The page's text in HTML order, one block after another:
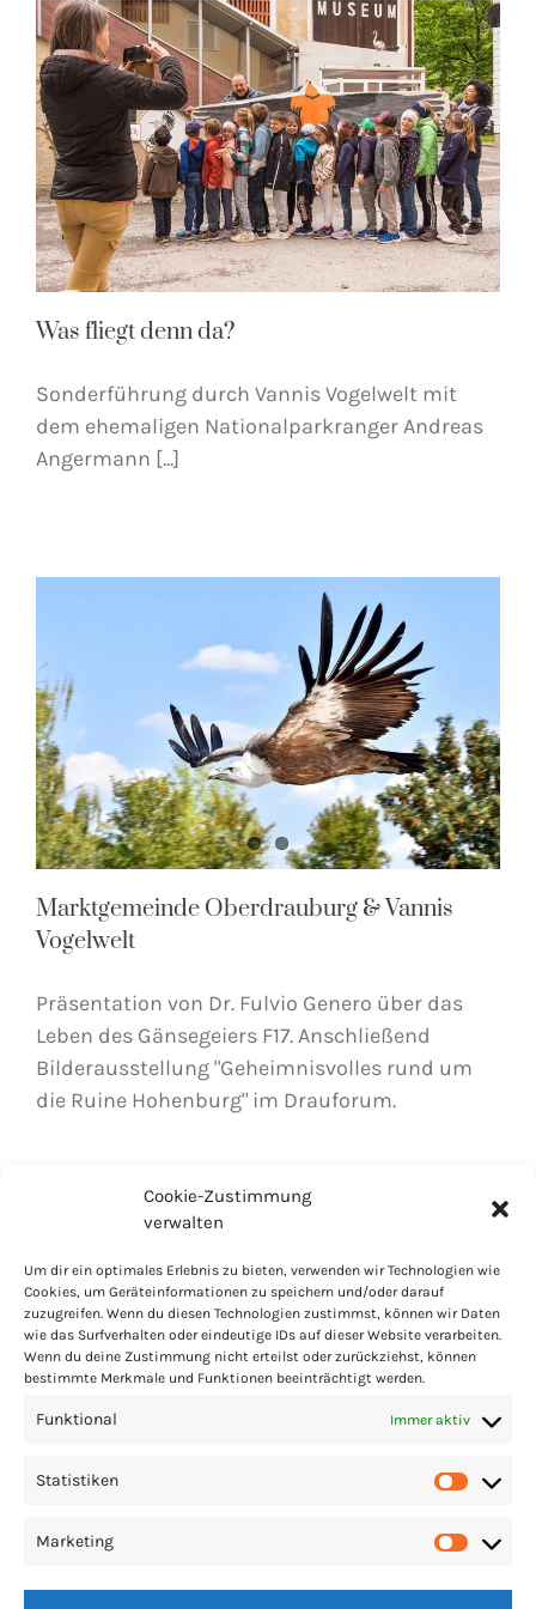
Cookie-Zustimmung
verwalten
Um dir ein optimales Erlebnis zu bieten, verwenden wir Technologien wie
Cookies, um Geräteinformationen zu speichern und/oder darauf
zuzugreifen. Wenn du diesen Technologien zustimmst, können wir Daten
wie das Surfverhalten oder eindeutige IDs auf dieser Website verarbeiten.
Wenn du deine Zustimmung nicht erteilst oder zurückziehst, können
bestimmte Merkmale und Funktionen beeinträchtigt werden.
Funktional Immer aktiv
Statistiken
Marketing
Was fliegt denn da?
Sonderführung durch Vannis Vogelwelt mit
dem ehemaligen Nationalparkranger Andreas
Angermann [...]
Marktgemeinde Oberdrauburg & Vannis
Vogelwelt
Präsentation von Dr. Fulvio Genero über das
Leben des Gänsegeiers F17. Anschließend
Bilderausstellung "Geheimnisvolles rund um
die Ruine Hohenburg" im Drauforum.
PARTNER LINKS IMPRESSUM
COOKIES
DATENSCHUTZ
PRESSE